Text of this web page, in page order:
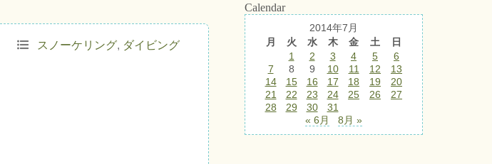
スノーケリング, ダイビング
Calendar
2014年7月
月
火 水 木 金 土
日
1
2 3 4 5
6
7
8 9 10 11 12
13
14
15 16 17 18 19
20
21
22 23 24 25 26
27
28
29 30
31
« 6月
8月 »